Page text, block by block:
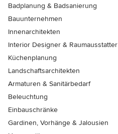
Badplanung & Badsanierung
Bauunternehmen
Innenarchitekten
Interior Designer & Raumausstatter
Küchenplanung
Landschaftsarchitekten
Armaturen & Sanitärbedarf
Beleuchtung
Einbauschränke
Gardinen, Vorhänge & Jalousien